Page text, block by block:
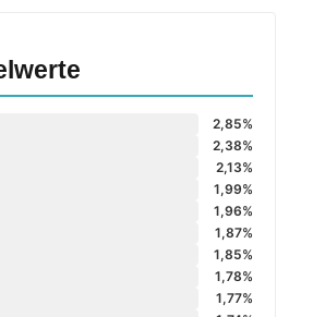
2,85%
2,38%
2,13%
1,99%
1,96%
1,87%
1,85%
1,78%
1,77%